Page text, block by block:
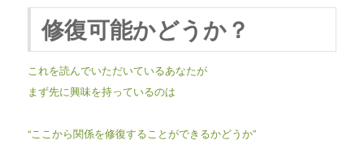
修復可能かどうか？
これを読んでいただいているあなたが
まず先に興味を持っているのは
“ここから関係を修復することができるかどうか”